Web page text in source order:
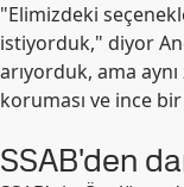
"Elimizdeki
istiyorduk," diyor
arıyorduk, ama
koruması ve ince
SSAB'den